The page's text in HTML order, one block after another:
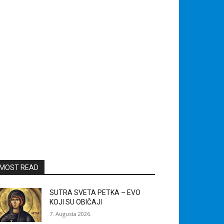
READ
SUTRA SVETA PETKA – EVO
KOJI SU OBIČAJI
7. Augusta 2026.